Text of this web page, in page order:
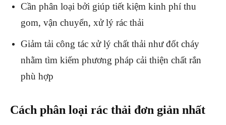
Cần phân loại bởi giúp tiết kiệm kinh phí thu
gom, vận chuyển, xử lý rác thải
Giảm tải công tác xử lý chất thải như đốt cháy
nhằm tìm kiếm phương pháp cải thiện chất rắn
phù hợp
Cách phân loại rác thải đơn giản nhất